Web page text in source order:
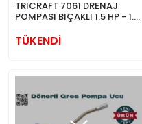
TRICRAFT 7061 DRENAJ
POMPASI BIÇAKLI 1.5 HP - 1.1
TÜKENDİ